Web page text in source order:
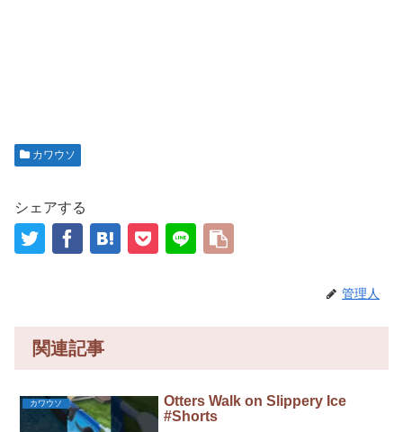
カワウソ
シェアする
管理人
関連記事
カワウソ
Otters Walk on Slippery Ice
#Shorts